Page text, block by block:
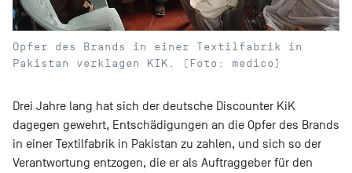
Opfer des Brands in einer Textilfabrik in
Pakistan verklagen KIK. (Foto: medico)
Drei Jahre lang hat sich der deutsche Discounter KiK
dagegen gewehrt, Entschädigungen an die Opfer des Brands
in einer Textilfabrik in Pakistan zu zahlen, und sich so der
Verantwortung entzogen, die er als Auftraggeber für den